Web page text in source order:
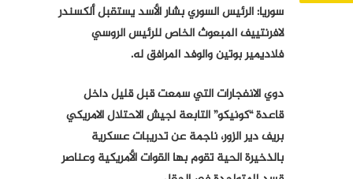
سوريا: الرئيس السوري بشار الأسد يستقبل ألكسندر
لافرنتييف المبعوث الخاص للرئيس الروسي
فلاديمير بوتين والوفد المرافق له.
دوي الانفجارات التي سمعت قبل قليل داخل
قاعدة “كونيكو” التابعة لجيش الاحتلال الامريكي
بريف دير الزور، ناجمة عن تدريبات عسكرية
بالذخيرة الحية تقوم بها القوات الأمريكية وعناصر